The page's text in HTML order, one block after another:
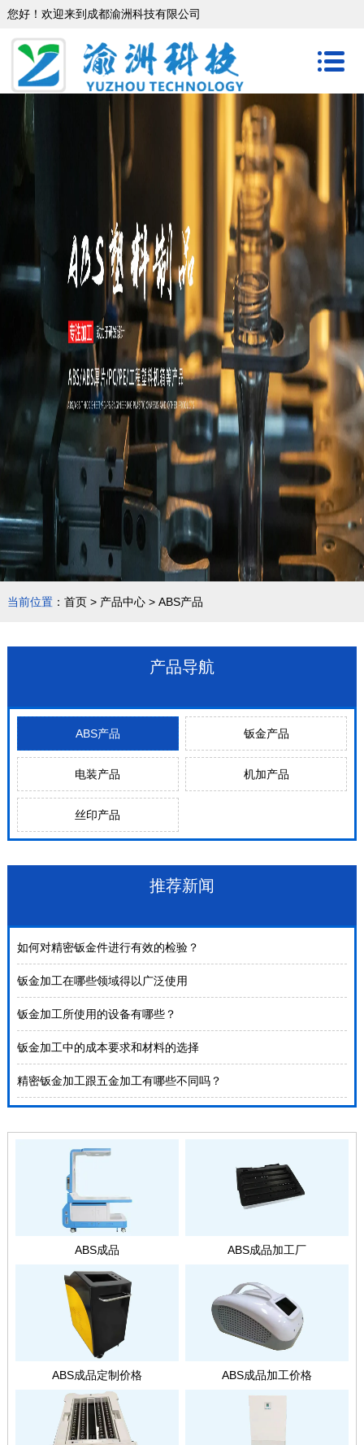
您好！欢迎来到成都渝洲科技有限公司
当前位置： 首页> 产品中心> ABS产品
产品导航
ABS产品 钣金产品
电装产品 机加产品
丝印产品
推荐新闻
如何对精密钣金件进行有效的检验？
钣金加工在哪些领域得以广泛使用
钣金加工所使用的设备有哪些？
钣金加工中的成本要求和材料的选择
精密钣金加工跟五金加工有哪些不同吗？
ABS成品 ABS成品加工厂
ABS成品定制价格 ABS成品加工价格